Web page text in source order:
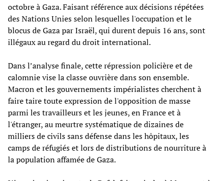
octobre à Gaza. Faisant référence aux décisions répétées
des Nations Unies selon lesquelles l'occupation et le
blocus de Gaza par Israël, qui durent depuis 16 ans, sont
illégaux au regard du droit international.
Dans l’analyse finale, cette répression policière et de
calomnie vise la classe ouvrière dans son ensemble.
Macron et les gouvernements impérialistes cherchent à
faire taire toute expression de l'opposition de masse
parmi les travailleurs et les jeunes, en France et à
l'étranger, au meurtre systématique de dizaines de
milliers de civils sans défense dans les hôpitaux, les
camps de réfugiés et lors de distributions de nourriture à
la population affamée de Gaza.